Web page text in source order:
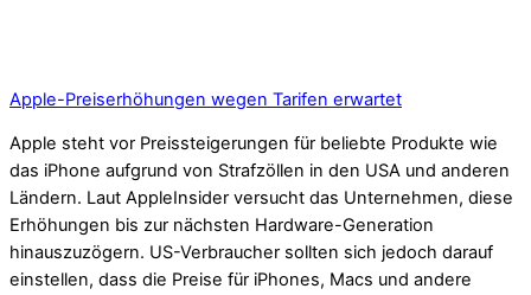
Apple-Preiserhöhungen wegen Tarifen erwartet
Apple steht vor Preissteigerungen für beliebte Produkte wie
das iPhone aufgrund von Strafzöllen in den USA und anderen
Ländern. Laut AppleInsider versucht das Unternehmen, diese
Erhöhungen bis zur nächsten Hardware-Generation
hinauszuzögern. US-Verbraucher sollten sich jedoch darauf
einstellen, dass die Preise für iPhones, Macs und andere